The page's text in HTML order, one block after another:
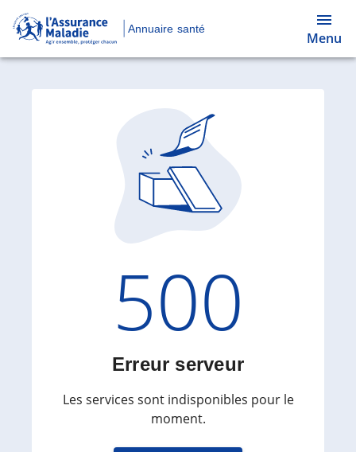
Annuaire santé
Menu
Code
500
Erreur serveur
Les services sont indisponibles pour le
moment.